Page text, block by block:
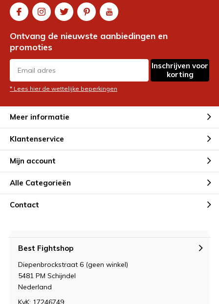
Ontvang de nieuwste aanbiedingen en
promoties
Inschrijven voor
korting
* Lees hier de wettelijke beperkingen
Meer informatie
Klantenservice
Mijn account
Alle Categorieën
Contact
Best Fightshop
Diepenbrockstraat 6 (geen winkel)
5481 PM Schijndel
Nederland
KvK: 17246749